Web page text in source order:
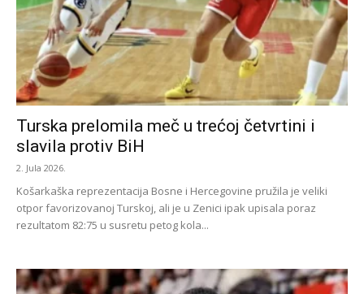
Turska prelomila meč u trećoj četvrtini i
slavila protiv BiH
2. Jula 2026.
Košarkaška reprezentacija Bosne i Hercegovine pružila je veliki
otpor favorizovanoj Turskoj, ali je u Zenici ipak upisala poraz
rezultatom 82:75 u susretu petog kola...